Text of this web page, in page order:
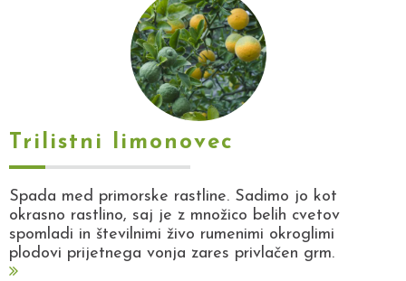
Trilistni limonovec
Spada med primorske rastline. Sadimo jo kot
okrasno rastlino, saj je z množico belih cvetov
spomladi in številnimi živo rumenimi okroglimi
plodovi prijetnega vonja zares privlačen grm.